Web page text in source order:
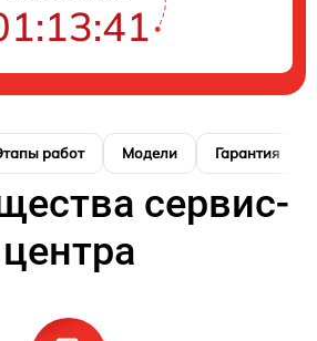
работ Модели Гарантия
сервис-
центра